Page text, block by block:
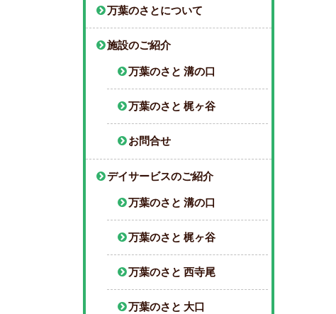
万葉のさとについて
施設のご紹介
万葉のさと 溝の口
万葉のさと 梶ヶ谷
お問合せ
デイサービスのご紹介
万葉のさと 溝の口
万葉のさと 梶ヶ谷
万葉のさと 西寺尾
万葉のさと 大口